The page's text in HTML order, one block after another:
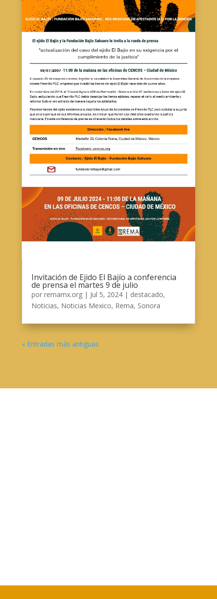
Invitación de Ejido El Bajío a conferencia
de prensa el martes 9 de julio
por remamx.org| Jul 5, 2024| destacado,
Noticias, Noticias Mexico, Rema, Sonora
« Entradas más antiguas